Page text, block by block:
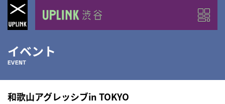
イベント
EVENT
和歌山アグレッシブin TOKYO